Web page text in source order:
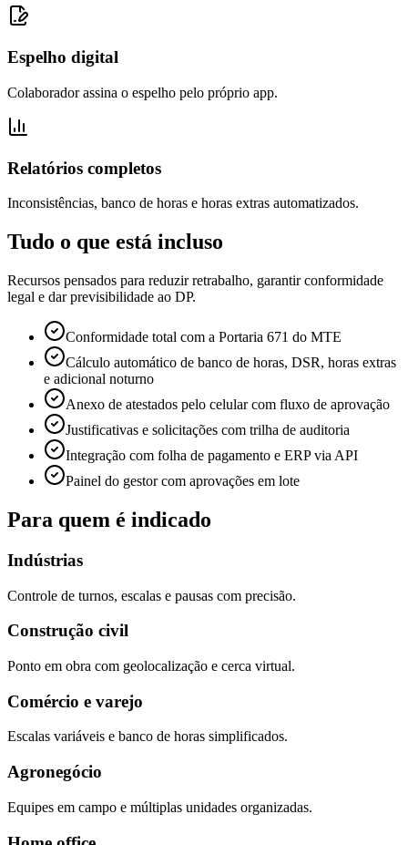
Espelho digital
Colaborador assina o espelho pelo próprio app.
Relatórios completos
Inconsistências, banco de horas e horas extras automatizados.
Tudo o que está incluso
Recursos pensados para reduzir retrabalho, garantir conformidade
legal e dar previsibilidade ao DP.
Conformidade total com a Portaria 671 do MTE
Cálculo automático de banco de horas, DSR, horas extras
e adicional noturno
Anexo de atestados pelo celular com fluxo de aprovação
Justificativas e solicitações com trilha de auditoria
Integração com folha de pagamento e ERP via API
Painel do gestor com aprovações em lote
Para quem é indicado
Indústrias
Controle de turnos, escalas e pausas com precisão.
Construção civil
Ponto em obra com geolocalização e cerca virtual.
Comércio e varejo
Escalas variáveis e banco de horas simplificados.
Agronegócio
Equipes em campo e múltiplas unidades organizadas.